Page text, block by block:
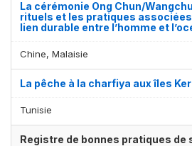
La cérémonie Ong Chun/
rituels et les pratiques
lien durable entre l’homme et
Chine, Malaisie
La pêche à la charfiya aux îles
Tunisie
Registre de bonnes pratiques de